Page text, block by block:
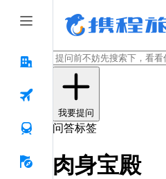
我要提问
问答标签
肉身宝殿